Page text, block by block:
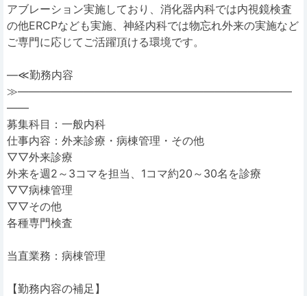
アブレーション実施しており、消化器内科では内視鏡検査
の他ERCPなども実施、神経内科では物忘れ外来の実施など
ご専門に応じてご活躍頂ける環境です。
―≪勤務内容
≫―――――――――――――――――――――――――
――
募集科目：一般内科
仕事内容：外来診療・病棟管理・その他
▽▽外来診療
外来を週2～3コマを担当、1コマ約20～30名を診療
▽▽病棟管理
▽▽その他
各種専門検査
当直業務：病棟管理
【勤務内容の補足】